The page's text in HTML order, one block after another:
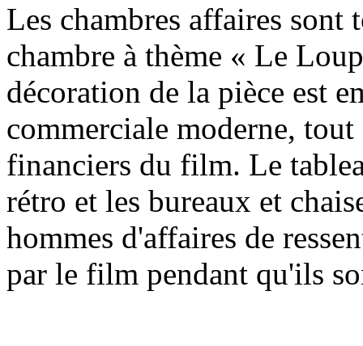
Les chambres affaires sont
chambre à thème « Le
décoration de la pièce est
commerciale moderne,
financiers du film. Le
rétro et les bureaux et
hommes d'affaires de
par le film pendant qu'ils